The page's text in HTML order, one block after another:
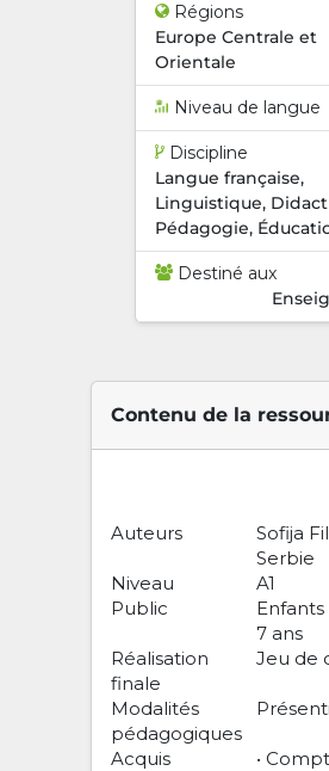
Régions
Europe Centrale et
Orientale
Niveau de langue
Discipline
Langue française,
Linguistique,
Pédagogie,
Destiné aux
Contenu de la
Auteurs
Sofija
Serbie
Niveau
A1
Public
7 ans
Réalisation
finale
Jeu de
Modalités
pédagogiques
Acquis
•